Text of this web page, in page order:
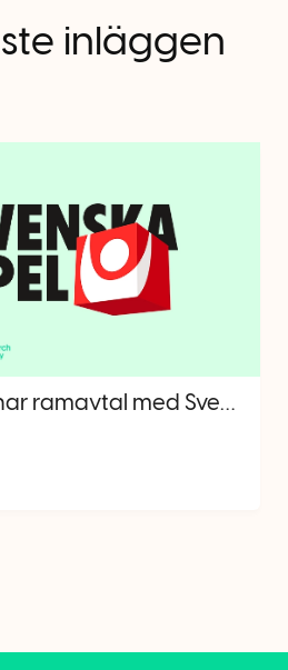
inläggen
Voky tecknar ramavtal med Svenska Spel inom brand merchandise